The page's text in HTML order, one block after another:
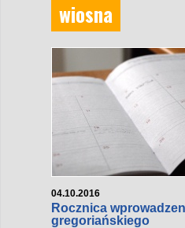
wiosna
04.10.2016
Rocznica
gregoriańskiego